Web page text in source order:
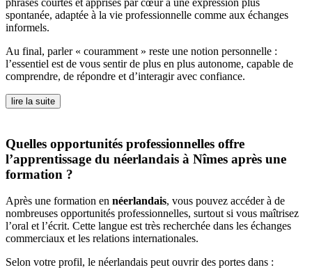
spontanée, adaptée à la vie professionnelle comme aux échanges
informels.
Au final, parler « couramment » reste une notion personnelle :
l’essentiel est de vous sentir de plus en plus autonome, capable de
comprendre, de répondre et d’interagir avec confiance.
lire la suite
Quelles opportunités professionnelles offre
l’apprentissage du néerlandais à Nîmes après une
formation ?
Après une formation en néerlandais, vous pouvez accéder à de
nombreuses opportunités professionnelles, surtout si vous maîtrisez
l’oral et l’écrit. Cette langue est très recherchée dans les échanges
commerciaux et les relations internationales.
Selon votre profil, le néerlandais peut ouvrir des portes dans :